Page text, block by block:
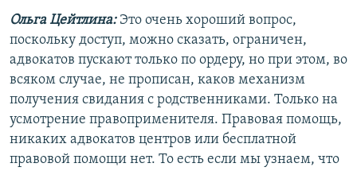
Ольга Цейтлина:Это очень хороший вопрос,
поскольку доступ, можно сказать, ограничен,
адвокатов пускают только по ордеру, но при этом, во
всяком случае, не прописан, каков механизм
получения свидания с родственниками. Только на
усмотрение правоприменителя. Правовая помощь,
никаких адвокатов центров или бесплатной
правовой помощи нет. То есть если мы узнаем, что